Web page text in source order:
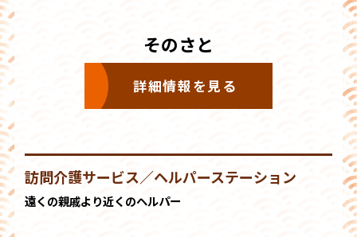
そのさと
詳細情報を見る
訪問介護サービス／ヘルパーステーション
遠くの親戚より近くのヘルパー